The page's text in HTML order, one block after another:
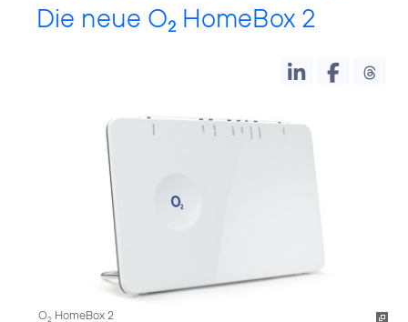
Die neue O2 HomeBox 2
O2 HomeBox 2